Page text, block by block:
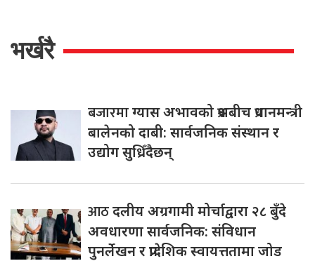
भर्खरै
बजारमाग्यास अभावको प्रश्नबीच प्रधानमन्त्री
बालेनको दाबी: सार्वजनिक संस्थान र
उद्योग सुध्रिँदैछन्
आठदलीय अग्रगामी मोर्चाद्वारा २८ बुँदे
अवधारणा सार्वजनिक: संविधान
पुनर्लेखन र प्रादेशिक स्वायत्ततामा जोड